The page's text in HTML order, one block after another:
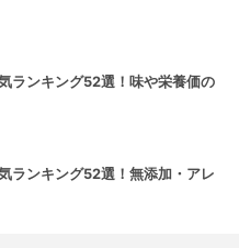
ランキング52選！味や栄養価の
ランキング52選！無添加・アレ